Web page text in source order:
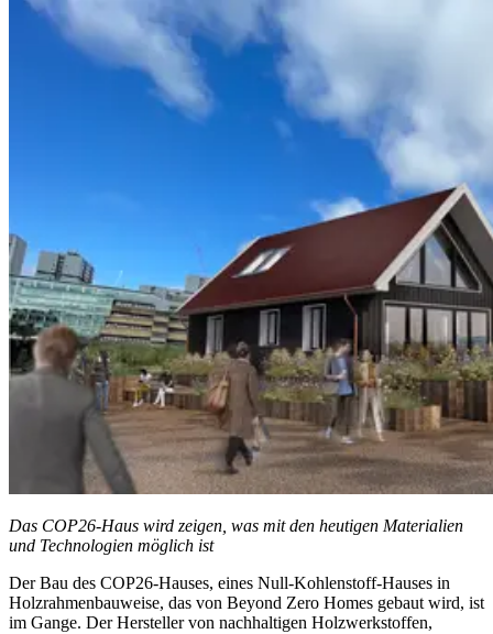
Das COP26-Haus wird zeigen, was mit den heutigen Materialien
und Technologien möglich ist
Der Bau des COP26-Hauses, eines Null-Kohlenstoff-Hauses in
Holzrahmenbauweise, das von Beyond Zero Homes gebaut wird, ist
im Gange. Der Hersteller von nachhaltigen Holzwerkstoffen,